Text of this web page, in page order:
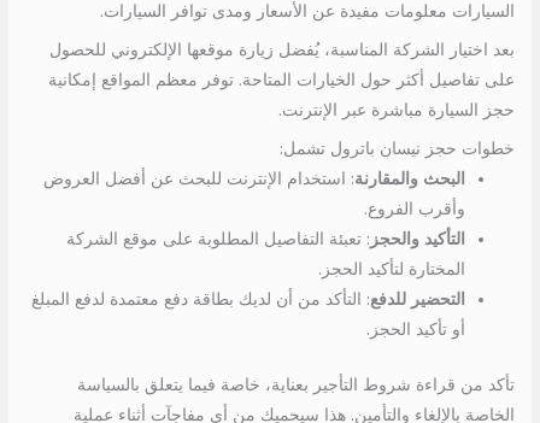
السيارات معلومات مفيدة عن الأسعار ومدى توافر السيارات.
بعد اختيار الشركة المناسبة، يُفضل زيارة موقعها الإلكتروني للحصول
على تفاصيل أكثر حول الخيارات المتاحة. توفر معظم المواقع إمكانية
حجز السيارة مباشرة عبر الإنترنت.
خطوات حجز نيسان باترول تشمل:
البحث والمقارنة: استخدام الإنترنت للبحث عن أفضل العروض
وأقرب الفروع.
التأكيد والحجز : تعبئة التفاصيل المطلوبة على موقع الشركة
المختارة لتأكيد الحجز.
التحضير للدفع: التأكد من أن لديك بطاقة دفع معتمدة لدفع المبلغ
أو تأكيد الحجز.
تأكد من قراءة شروط التأجير بعناية، خاصة فيما يتعلق بالسياسة
الخاصة بالإلغاء والتأمين. هذا سيحميك من أي مفاجآت أثناء عملية